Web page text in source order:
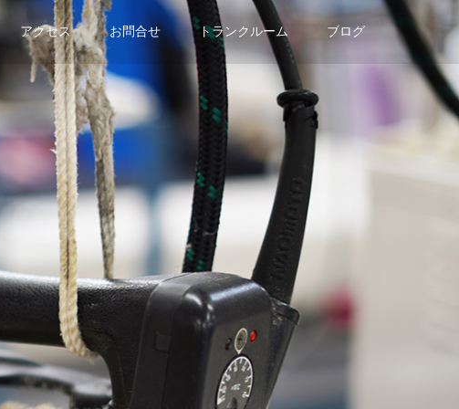
アクセス お問合せ トランクルーム ブログ